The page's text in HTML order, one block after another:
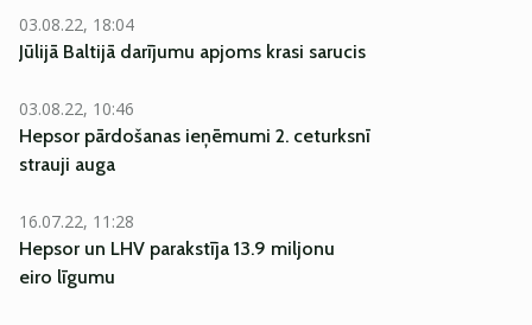
03.08.22, 18:04
Jūlijā Baltijā darījumu apjoms krasi sarucis
03.08.22, 10:46
Hepsor pārdošanas ieņēmumi 2. ceturksnī
strauji auga
16.07.22, 11:28
Hepsor un LHV parakstīja 13.9 miljonu
eiro līgumu